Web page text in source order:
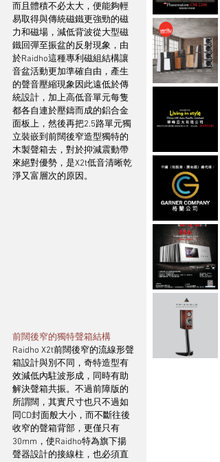
而且體積不必太大，便能夠輕
易取得與傳統磁鐵更強勁的磁
力和磁場，減低背波從大型磁
鐵回彈至振盆的反射現象，由
於Raidho這種專利磁組結構讓
音盆活動更加準確自由，產生
的聲音壓縮現象因此遠低於傳
統設計，加上高低音單元每隻
都各自連於壓鑄而成的鋁合金
面板上，然後再把2.5路單元獨
立裝嵌到前闊後窄造型獨特的
木製聲箱去，對於抑減震動帶
來絕對優勢，是X2t低音清晰乾
淨又富層次的原因。
前闊後窄的獨特聲箱結構
Raidho X2t前闊後窄的流線形聲
箱設計與別不同，奇特造型有
效減低內駐波形成，同時有助
解決聲箱共振。不過前障版的
所謂闊，其實尺寸也只不過如
同CD封面般大小，而不斷往後
收窄的聲箱背部，更僅只有
30mm，使Raidho特為旗下揚
聲器設計的接線柱，也必須直